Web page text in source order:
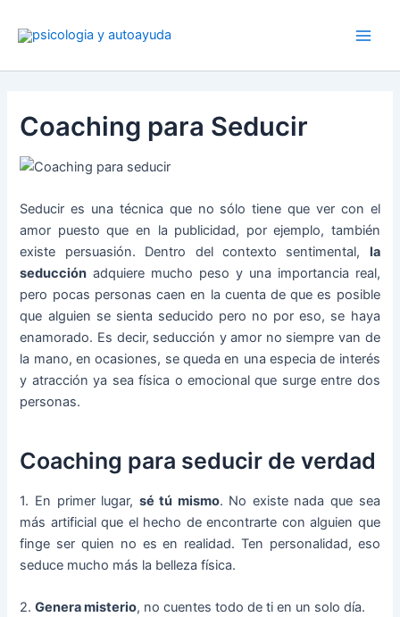
Coaching para Seducir
Seducir es una técnica que no sólo tiene que ver con el
amor puesto que en la publicidad, por ejemplo, también
existe persuasión. Dentro del contexto sentimental, la
seducción adquiere mucho peso y una importancia real,
pero pocas personas caen en la cuenta de que es posible
que alguien se sienta seducido pero no por eso, se haya
enamorado. Es decir, seducción y amor no siempre van de
la mano, en ocasiones, se queda en una especia de interés
y atracción ya sea física o emocional que surge entre dos
personas.
Coaching para seducir de verdad
1. En primer lugar, sé tú mismo. No existe nada que sea
más artificial que el hecho de encontrarte con alguien que
finge ser quien no es en realidad. Ten personalidad, eso
seduce mucho más la belleza física.
2.Genera misterio, no cuentes todo de ti en un solo día.